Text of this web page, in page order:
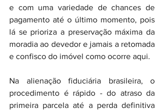
e com uma variedade de chances de
pagamento até o último momento, pois
lá se prioriza a preservação máxima da
moradia ao devedor e jamais a retomada
e confisco do imóvel como ocorre aqui.
Na alienação fiduciária brasileira, o
procedimento é rápido - do atraso da
primeira parcela até a perda definitiva